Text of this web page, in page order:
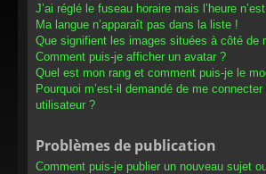
J’ai réglé le fuseau horaire mais l’heure
Ma langue n’apparaît pas dans la liste !
Que signifient les images situées à côté de
Comment puis-je afficher un avatar ?
Quel est mon rang et comment puis-je le
Pourquoi m’est-il demandé de me
utilisateur ?
Problèmes de publication
Comment puis-je publier un nouveau sujet